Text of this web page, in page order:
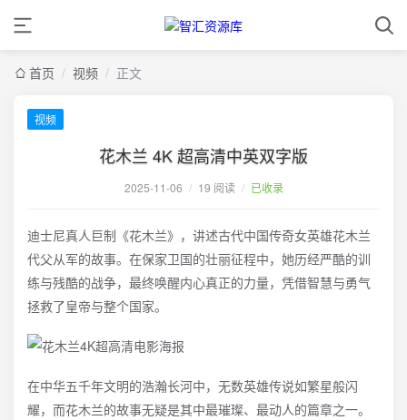
首页 / 视频 / 正文
视频
花木兰 4K 超高清中英双字版
2025-11-06 / 19 阅读 / 已收录
迪士尼真人巨制《花木兰》，讲述古代中国传奇女英雄花木兰
代父从军的故事。在保家卫国的壮丽征程中，她历经严酷的训
练与残酷的战争，最终唤醒内心真正的力量，凭借智慧与勇气
拯救了皇帝与整个国家。
在中华五千年文明的浩瀚长河中，无数英雄传说如繁星般闪
耀，而花木兰的故事无疑是其中最璀璨、最动人的篇章之一。